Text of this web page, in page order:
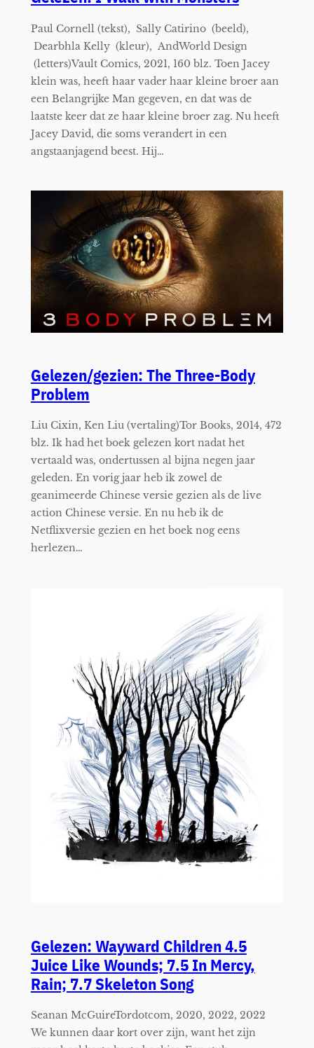
Paul Cornell (tekst), Sally Catirino (beeld),
Dearbhla Kelly (kleur), AndWorld Design
(letters)Vault Comics, 2021, 160 blz. Toen Jacey
klein was, heeft haar vader haar kleine broer aan
een Belangrijke Man gegeven, en dat was de
laatste keer dat ze haar kleine broer zag. Nu heeft
Jacey David, die soms verandert in een
angstaanjagend beest. Hij…
Gelezen/gezien: The Three-Body
Problem
Liu Cixin, Ken Liu (vertaling)Tor Books, 2014, 472
blz. Ik had het boek gelezen kort nadat het
vertaald was, ondertussen al bijna negen jaar
geleden. En vorig jaar heb ik zowel de
geanimeerde Chinese versie gezien als de live
action Chinese versie. En nu heb ik de
Netflixversie gezien en het boek nog eens
herlezen…
Gelezen: Wayward Children 4.5
Juice Like Wounds; 7.5 In Mercy,
Rain; 7.7 Skeleton Song
Seanan McGuireTordotcom, 2020, 2022, 2022
We kunnen daar kort over zijn, want het zijn